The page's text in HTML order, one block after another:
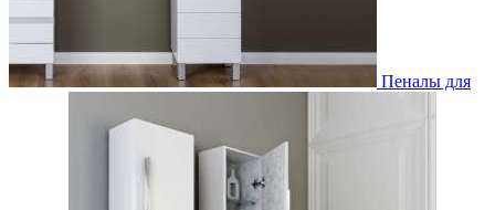
Пеналы для